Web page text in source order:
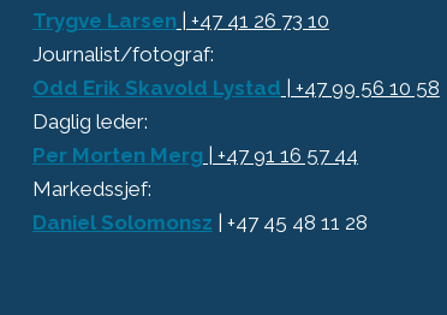
Trygve Larsen | +47 41 26 73 10
Journalist/fotograf:
Odd Erik Skavold Lystad | +47 99 56 10 58
Daglig leder:
Per Morten Merg | +47 91 16 57 44
Markedssjef:
Daniel Solomonsz | +47 45 48 11 28